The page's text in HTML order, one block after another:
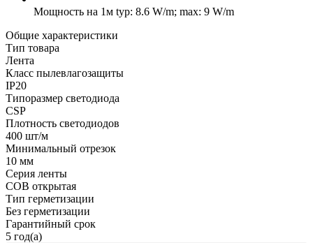
Мощность на 1м typ: 8.6 W/m; max: 9 W/m
Общие характеристики
Тип товара
Лента
Класс пылевлагозащиты
IP20
Типоразмер светодиода
CSP
Плотность светодиодов
400 шт/м
Минимальный отрезок
10 мм
Серия ленты
COB открытая
Тип герметизации
Без герметизации
Гарантийный срок
5 год(а)